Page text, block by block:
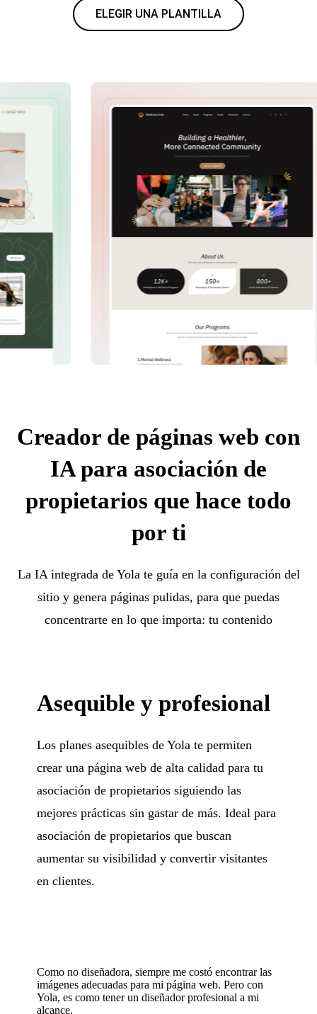
ELEGIR UNA PLANTILLA
Creador de páginas web con
IA para asociación de
propietarios que hace todo
por ti
La IA integrada de Yola te guía en la configuración del
sitio y genera páginas pulidas, para que puedas
concentrarte en lo que importa: tu contenido
Asequible y profesional
Los planes asequibles de Yola te permiten
crear una página web de alta calidad para tu
asociación de propietarios siguiendo las
mejores prácticas sin gastar de más. Ideal para
asociación de propietarios que buscan
aumentar su visibilidad y convertir visitantes
en clientes.
Como no diseñadora, siempre me costó encontrar las
imágenes adecuadas para mi página web. Pero con
Yola, es como tener un diseñador profesional a mi
alcance.